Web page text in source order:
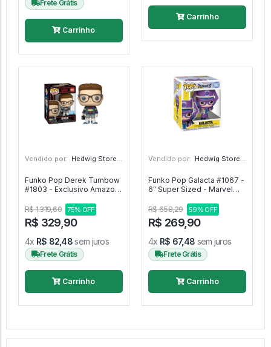
Frete Grátis
Carrinho
Carrinho
Vendido por: Hedwig Store - SP
Funko Pop Derek Turnbow
#1803 - Exclusivo Amazon
Stranger Things #1803
R$ 1.319,60 75% OFF
R$ 329,90
4x R$ 82,48sem juros
Frete Grátis
Carrinho
Vendido por: Hedwig Store - SP
Funko Pop Galacta #1067 -
6" Super Sized - Marvel
R$ 658,29
59% OFF
R$ 269,90
4x R$ 67,48 sem juros
Frete Grátis
Carrinho